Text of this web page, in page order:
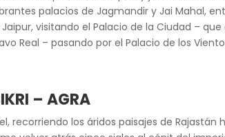
palacios de Jagmandir y Jai Mahal,
visitando el Palacio de la Ciudad –
Real – pasando por el Palacio de los
– AGRA
recorriendo los áridos paisajes de